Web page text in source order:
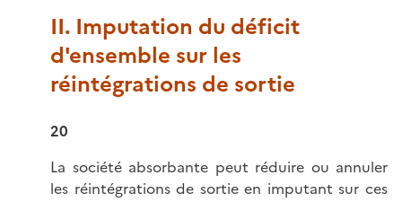
II. Imputation du déficit
d'ensemble sur les
réintégrations de sortie
20
La société absorbante peut réduire ou annuler
les réintégrations de sortie en imputant sur ces